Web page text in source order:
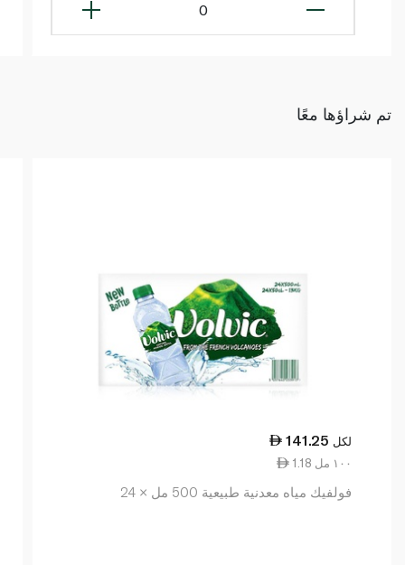
0
تم شراؤها معًا
141.25 لكل
1.18 ١٠٠ مل
فولفيك مياه معدنية طبيعية 500 مل × 24